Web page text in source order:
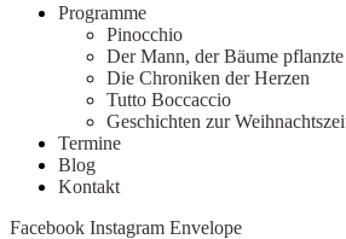
Programme
Pinocchio
Der Mann, der Bäume pflanzte
Die Chroniken der Herzen
Tutto Boccaccio
Geschichten zur
Termine
Blog
Kontakt
Facebook Instagram Envelope